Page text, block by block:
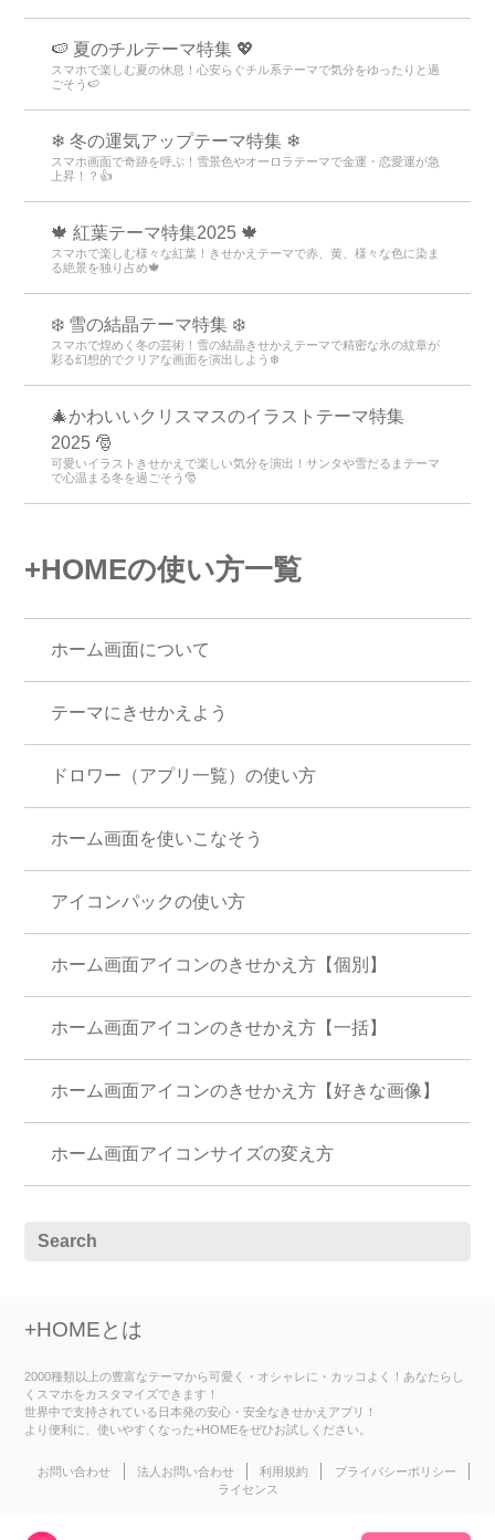
🍉 夏のチルテーマ特集 💖
スマホで楽しむ夏の休息！心安らぐチル系テーマで気分をゆったりと過
ごそう🍉
❄ 冬の運気アップテーマ特集 ❄
スマホ画面で奇跡を呼ぶ！雪景色やオーロラテーマで金運・恋愛運が急
上昇！？👍
🍁 紅葉テーマ特集2025 🍁
スマホで楽しむ様々な紅葉！きせかえテーマで赤、黄、様々な色に染ま
る絶景を独り占め🍁
❄️ 雪の結晶テーマ特集 ❄️
スマホで煌めく冬の芸術！雪の結晶きせかえテーマで精密な氷の紋章が
彩る幻想的でクリアな画面を演出しよう❄️
🎄かわいいクリスマスのイラストテーマ特集
2025 🎅
可愛いイラストきせかえで楽しい気分を演出！サンタや雪だるまテーマ
で心温まる冬を過ごそう🎅
+HOMEの使い方一覧
ホーム画面について
テーマにきせかえよう
ドロワー（アプリ一覧）の使い方
ホーム画面を使いこなそう
アイコンパックの使い方
ホーム画面アイコンのきせかえ方【個別】
ホーム画面アイコンのきせかえ方【一括】
ホーム画面アイコンのきせかえ方【好きな画像】
ホーム画面アイコンサイズの変え方
+HOMEとは
2000種類以上の豊富なテーマから可愛く・オシャレに・カッコよく！あなたらし
くスマホをカスタマイズできます！
世界中で支持されている日本発の安心・安全なきせかえアプリ！
より便利に、使いやすくなった+HOMEをぜひお試しください。
お問い合わせ 法人お問い合わせ 利用規約
プライバシーポリシー
ライセンス